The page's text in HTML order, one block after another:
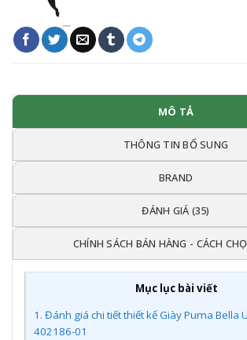
MÔ TẢ
THÔNG TIN BỔ SUNG
BRAND
ĐÁNH GIÁ (35)
CHÍNH SÁCH BÁN HÀNG - CÁCH
Mục lục bài viết
1. Đánh giá chi tiết thiết kế Giày Puma Bella
402186-01